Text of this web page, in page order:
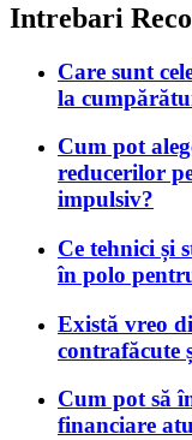
Intrebari
Care sunt
la
Cum pot
reducerilor
impulsiv?
Ce tehnici și
în polo
Există vreo
contrafăcute
Cum pot să
financiare